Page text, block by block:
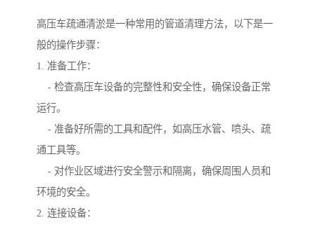
高压车疏通清淤是一种常用的管道清理方法，以下是一
般的操作步骤：
1. 准备工作：
- 检查高压车设备的完整性和安全性，确保设备正常
运行。
- 准备好所需的工具和配件，如高压水管、喷头、疏
通工具等。
- 对作业区域进行安全警示和隔离，确保周围人员和
环境的安全。
2. 连接设备：